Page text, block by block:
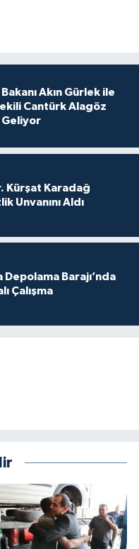
Akın Gürlek ile
Cantürk Alagöz
Geliyor
Kürşat Karadağ
Unvanını Aldı
Depolama Barajı’nda
Çalışma